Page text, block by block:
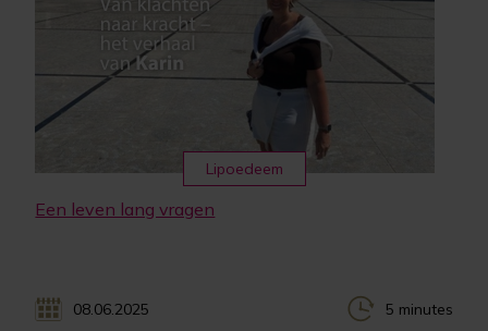
Lipoedeem
Een leven lang vragen
08.06.2025 5 minutes